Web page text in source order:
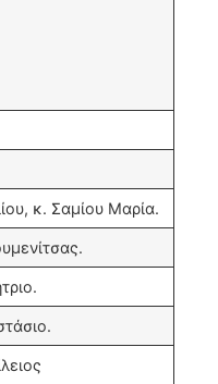
κ. Σαμίου Μαρία.